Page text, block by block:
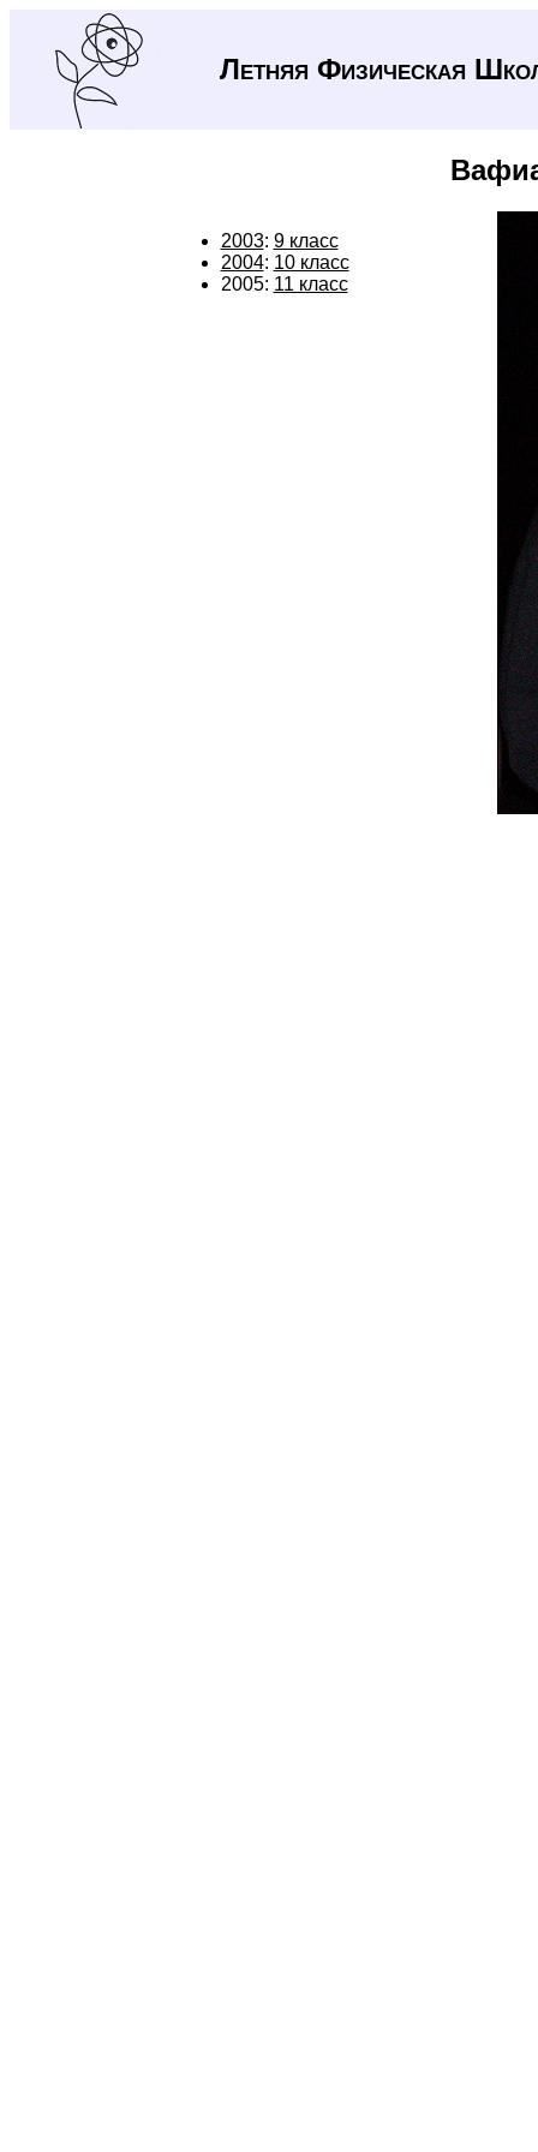
Летняя Физическая
2003: 9 класс
2004: 10 класс
2005: 11 класс